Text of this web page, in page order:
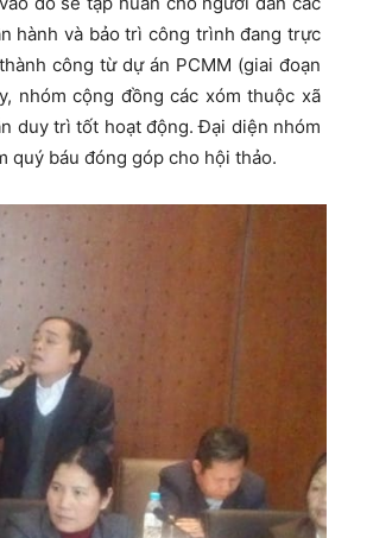
hành và bảo trì công trình đang trực
công từ dự án PCMM (giai đoạn
nhóm cộng đồng các xóm thuộc xã
duy trì tốt hoạt động. Đại diện nhóm
quý báu đóng góp cho hội thảo.